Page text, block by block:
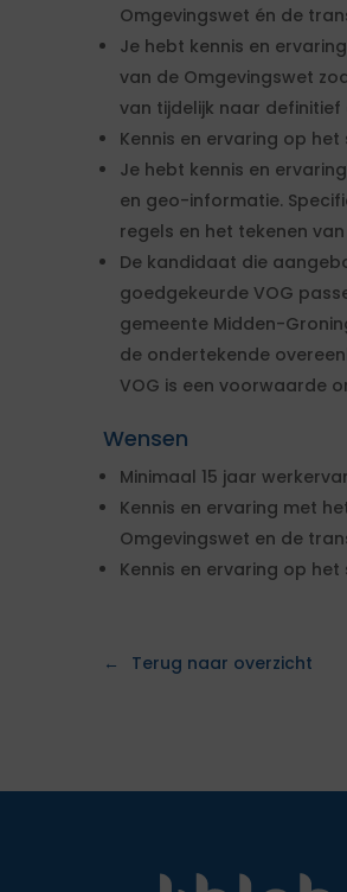
Omgevingswet én de
Je hebt kennis en
van de Omgevingswet
van tijdelijk naar definitief
Kennis en ervaring op
Je hebt kennis en
en geo-informatie.
regels en het tekenen
De kandidaat die
goedgekeurde VOG
gemeente Midden-
de ondertekende
VOG is een voorwaarde
Wensen
Minimaal 15 jaar
Kennis en ervaring met
Omgevingswet en de
Kennis en ervaring op
Terug naar overzicht